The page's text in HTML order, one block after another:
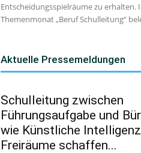
Entscheidungsspielräume zu erhalten.
Themenmonat „Beruf Schulleitung“
Aktuelle Pressemeldungen
Schulleitung zwischen
Führungsaufgabe und
wie Künstliche Intelligenz
Freiräume schaffen...